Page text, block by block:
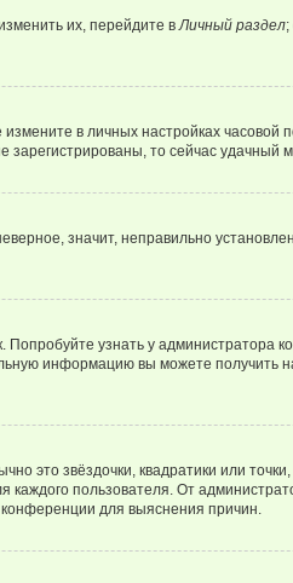
их, перейдите в Личный раздел
в личных настройках часовой
зарегистрированы, то сейчас удачный
значит, неправильно
узнать у администратора
информацию вы можете получить
это звёздочки, квадратики или
пользователя. От
для выяснения причин.